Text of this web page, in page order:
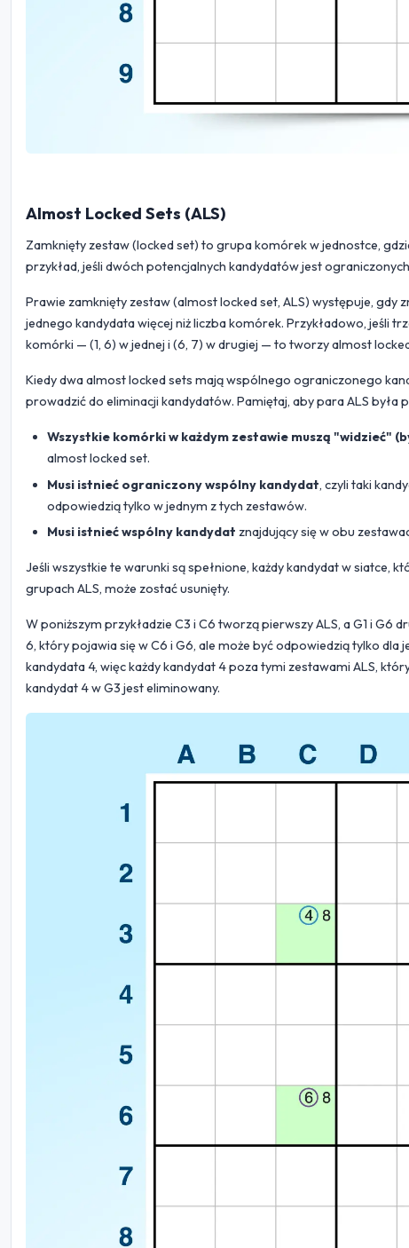
Almost Locked Sets (ALS)
Zamknięty zestaw (locked set) to grupa komórek w jednostce,
przykład, jeśli dwóch potencjalnych kandydatów jest
Prawie zamknięty zestaw (almost locked set, ALS) występuje,
jednego kandydata więcej niż liczba komórek. Przykładowo, jeśli
komórki — (1, 6) w jednej i (6, 7) w drugiej — to tworzy almost
Kiedy dwa almost locked sets mają wspólnego ograniczonego
prowadzić do eliminacji kandydatów. Pamiętaj, aby para ALS była
Wszystkie komórki w każdym zestawie muszą "widzieć"
almost locked set.
Musi istnieć ograniczony wspólny kandydat, czyli taki
odpowiedzią tylko w jednym z tych zestawów.
Musi istnieć wspólny kandydat znajdujący się w obu
Jeśli wszystkie te warunki są spełnione, każdy kandydat w siatce,
grupach ALS, może zostać usunięty.
W poniższym przykładzie C3 i C6 tworzą pierwszy ALS, a G1 i
6, który pojawia się w C6 i G6, ale może być odpowiedzią tylko dla
kandydata 4, więc każdy kandydat 4 poza tymi zestawami ALS,
kandydat 4 w G3 jest eliminowany.